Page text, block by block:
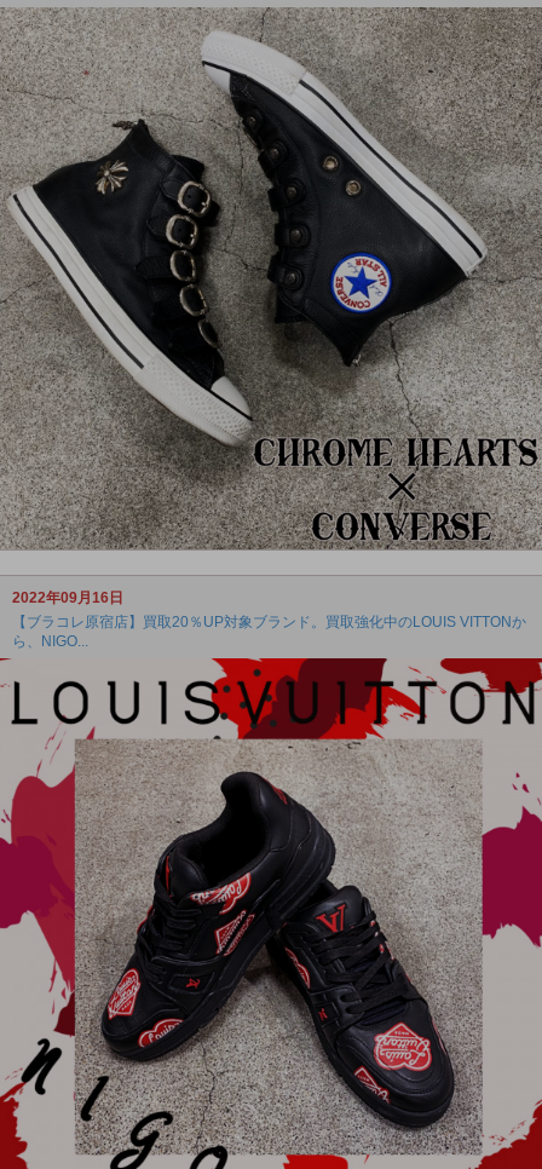
2022年09月16日
【ブラコレ原宿店】買取20％UP対象ブランド。買取強化中のLOUIS VITTONか
ら、NIGO...